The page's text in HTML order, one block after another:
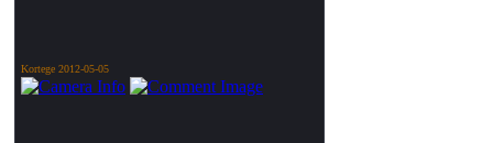
Kortege 2012-05-05